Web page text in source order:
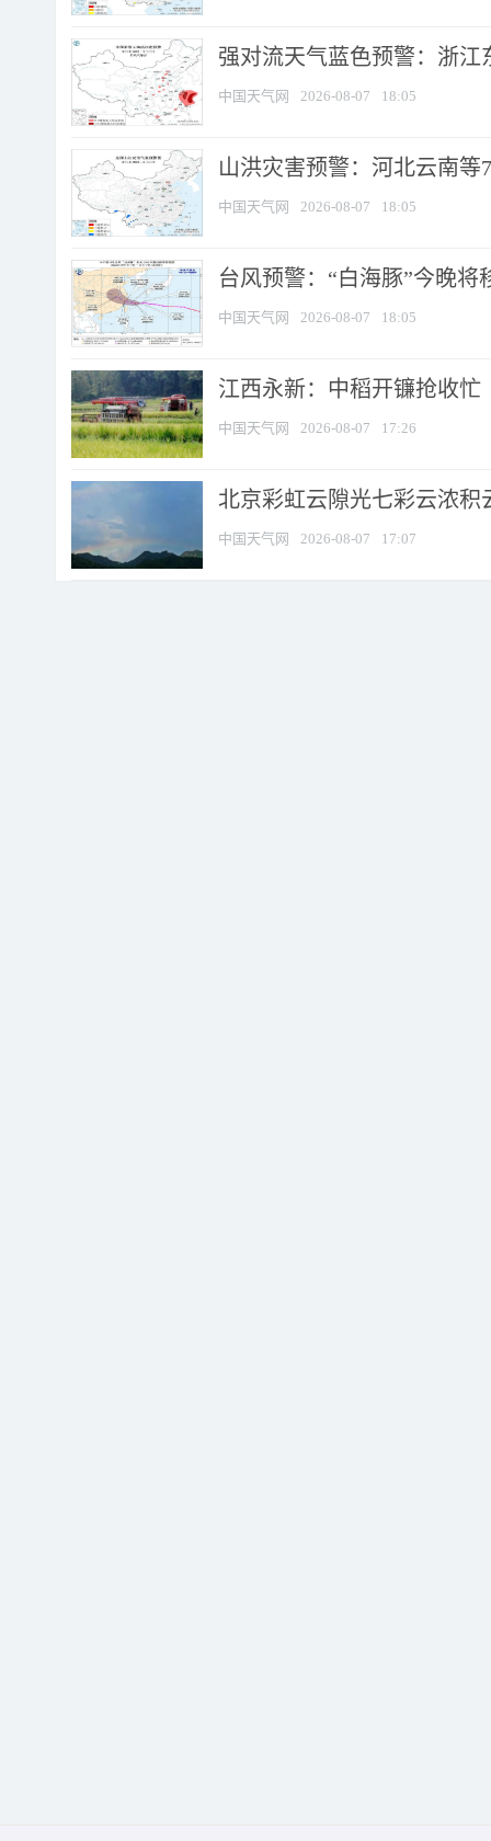
强对流天气蓝色预警：浙江
中国天气网 2026-08-07 18:05
山洪灾害预警：河北云南
中国天气网 2026-08-07 18:05
台风预警：“白海豚”今晚将
中国天气网 2026-08-07 18:05
江西永新：中稻开镰抢收忙
中国天气网 2026-08-07 17:26
北京彩虹云隙光七彩云浓积
中国天气网 2026-08-07 17:07